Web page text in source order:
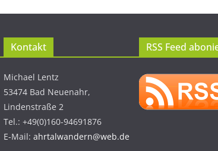
Kontakt
Michael Lentz
53474 Bad Neuenahr,
Lindenstraße 2
Tel.: +49(0)160-94691876
E-Mail: ahrtalwandern@web.de
RSS Feed